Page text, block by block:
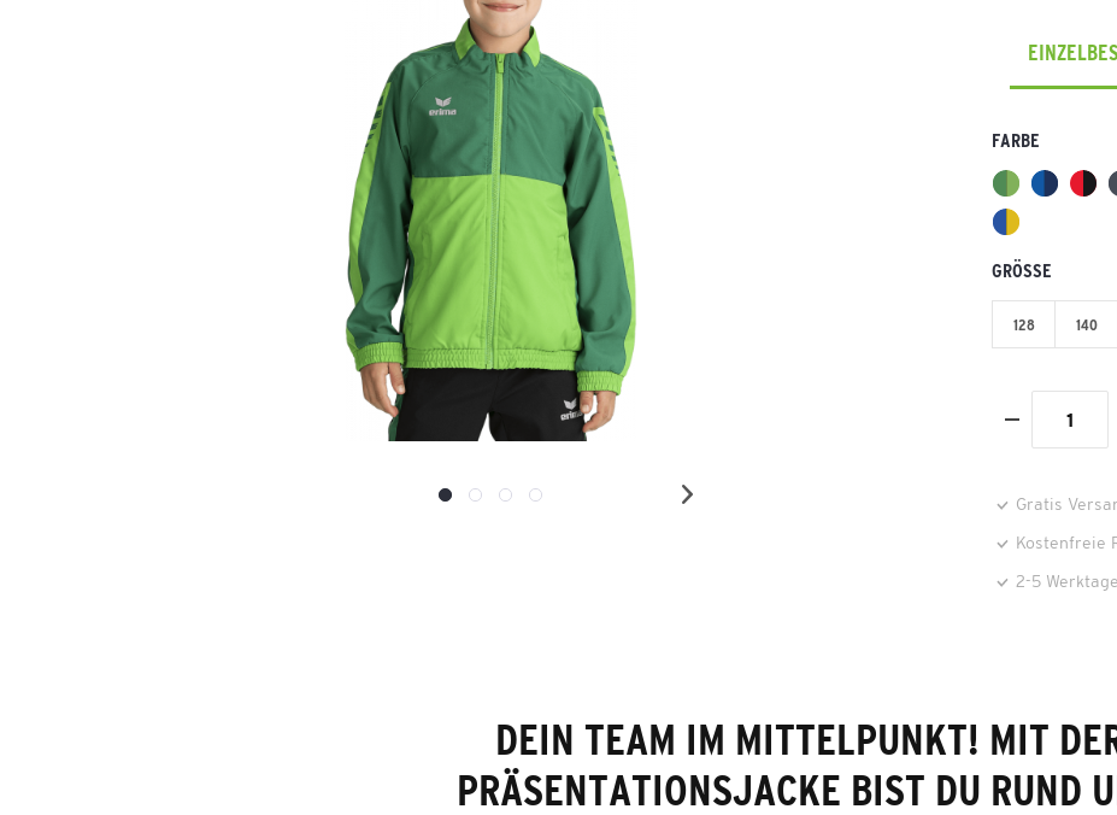
FARBE
GRÖSSE
128 140
Gratis
Kostenfreie
2-5
DEIN TEAM IM MITTELPUNKT! MIT
PRÄSENTATIONSJACKE BIST DU RUND